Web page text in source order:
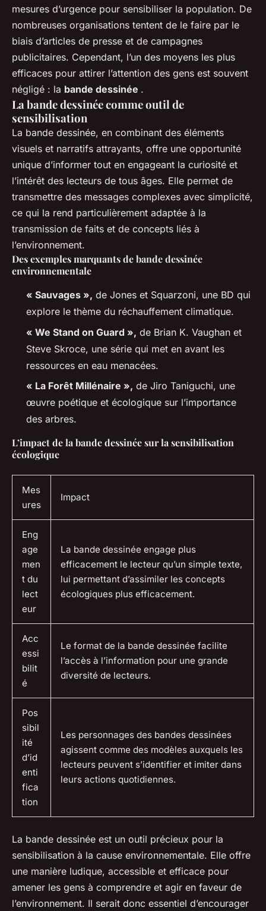
mesures d’urgence pour sensibiliser la population. De
nombreuses organisations tentent de le faire par le
biais d’articles de presse et de campagnes
publicitaires. Cependant, l’un des moyens les plus
efficaces pour attirer l’attention des gens est souvent
négligé : la bande dessinée .
La bande dessinée comme outil de
sensibilisation
La bande dessinée, en combinant des éléments
visuels et narratifs attrayants, offre une opportunité
unique d’informer tout en engageant la curiosité et
l’intérêt des lecteurs de tous âges. Elle permet de
transmettre des messages complexes avec simplicité,
ce qui la rend particulièrement adaptée à la
transmission de faits et de concepts liés à
l’environnement.
Des exemples marquants de bande dessinée
environnementale
« Sauvages », de Jones et Squarzoni, une BD qui
explore le thème du réchauffement climatique.
« We Stand on Guard », de Brian K. Vaughan et
Steve Skroce, une série qui met en avant les
ressources en eau menacées.
« La Forêt Millénaire », de Jiro Taniguchi, une
œuvre poétique et écologique sur l’importance
des arbres.
L’impact de la bande dessinée sur la sensibilisation
écologique
Mes
ures
Impact
Eng
age
men
t du
lect
eur
La bande dessinée engage plus
efficacement le lecteur qu’un simple texte,
lui permettant d’assimiler les concepts
écologiques plus efficacement.
Acc
essi
bilit
é
Le format de la bande dessinée facilite
l’accès à l’information pour une grande
diversité de lecteurs.
Pos
sibil
ité
d’id
enti
fica
tion
Les personnages des bandes dessinées
agissent comme des modèles auxquels les
lecteurs peuvent s’identifier et imiter dans
leurs actions quotidiennes.
La bande dessinée est un outil précieux pour la
sensibilisation à la cause environnementale. Elle offre
une manière ludique, accessible et efficace pour
amener les gens à comprendre et agir en faveur de
l’environnement. Il serait donc essentiel d’encourager